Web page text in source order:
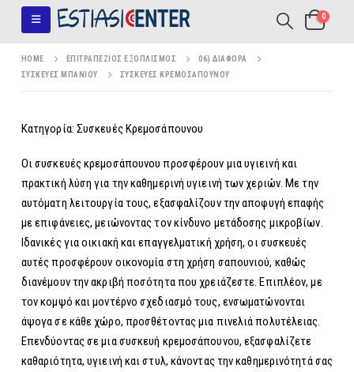
0
HOME ΕΠΙΤΡΑΠΈΖΙΟΣ ΕΞΟΠΛΙΣΜΌΣ
06) ΔΙΆΦΟΡΑ
ΣΥΣΚΕΥΈΣ ΜΠΆΝΙΟΥ
ΣΥΣΚΕΥΈΣ ΚΡΕΜΟΣΆΠΟΥΝΟΥ
Κατηγορία: Συσκευές Κρεμοσάπουνου
Οι συσκευές κρεμοσάπουνου προσφέρουν μια υγιεινή και
πρακτική λύση για την καθημερινή υγιεινή των χεριών. Με την
αυτόματη λειτουργία τους, εξασφαλίζουν την αποφυγή επαφής
με επιφάνειες, μειώνοντας τον κίνδυνο μετάδοσης μικροβίων.
Ιδανικές για οικιακή και επαγγελματική χρήση, οι συσκευές
αυτές προσφέρουν οικονομία στη χρήση σαπουνιού, καθώς
διανέμουν την ακριβή ποσότητα που χρειάζεστε. Επιπλέον, με
τον κομψό και μοντέρνο σχεδιασμό τους, ενσωματώνονται
άψογα σε κάθε χώρο, προσθέτοντας μια πινελιά πολυτέλειας.
Επενδύοντας σε μια συσκευή κρεμοσάπουνου, εξασφαλίζετε
καθαριότητα, υγιεινή και στυλ, κάνοντας την καθημερινότητά σας